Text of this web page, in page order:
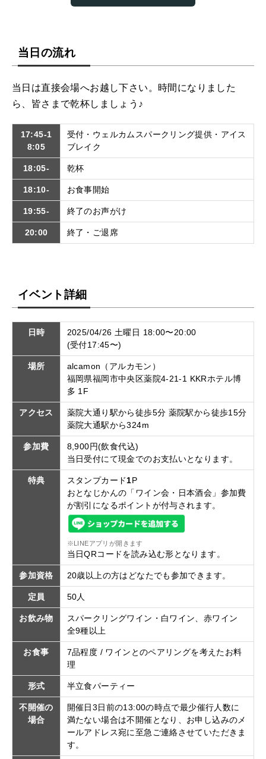
当日の流れ
当日は直接会場へお越し下さい。時間になりました
ら、皆さまで乾杯しましょう♪
17:45-1
8:05
受付・ウェルカムスパークリング提供・アイス
ブレイク
18:05- 乾杯
18:10- お食事開始
19:55- 終了のお声がけ
20:00 終了・ご退席
イベント詳細
日時
2025/04/26 土曜日 18:00〜20:00
(受付17:45〜)
場所
alcamon（アルカモン）
福岡県福岡市中央区薬院4-21-1 KKRホテル博
多 1F
アクセス
薬院大通り駅から徒歩5分 薬院駅から徒歩15分
薬院大通駅から324m
参加費
8,900円(飲食代込)
当日受付にて現金でのお支払いとなります。
特典 スタンプカード1P
おとなじかんの「ワイン会・日本酒会」参加費
が割引になるポイントが付与されます。
※LINEアプリが開きます
当日QRコードを読み込む形となります。
参加資格 20歳以上の方はどなたでも参加できます。
定員 50人
お飲み物
スパークリングワイン・白ワイン、赤ワイン
全9種以上
お食事
7品程度 / ワインとのペアリングを考えたお料
理
形式 半立食パーティー
不開催の
場合
開催日3日前の13:00の時点で最少催行人数に
満たない場合は不開催となり、お申し込みのメ
ールアドレス宛に至急ご連絡させていただきま
す。